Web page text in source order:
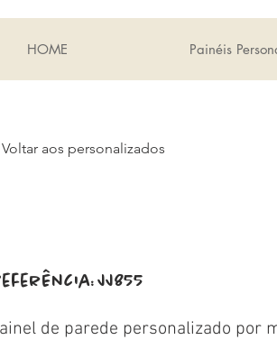
HOME Painéis
aos personalizados
JJ855
de parede personalizado por